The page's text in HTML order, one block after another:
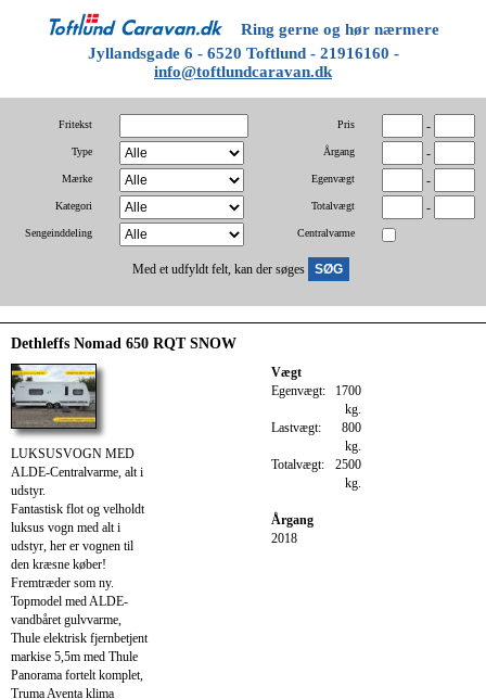
Ring gerne og hør nærmere
Jyllandsgade 6 - 6520 Toftlund - 21916160 -
info@toftlundcaravan.dk
Fritekst
Type
Mærke
Kategori
Sengeinddeling
Pris -
Årgang -
Egenvægt -
Totalvægt -
Centralvarme
Med et udfyldt felt, kan der søges
Dethleffs Nomad 650 RQT SNOW
LUKSUSVOGN MED
ALDE-Centralvarme, alt i
udstyr.
Fantastisk flot og velholdt
luksus vogn med alt i
udstyr, her er vognen til
den kræsne køber!
Fremtræder som ny.
Topmodel med ALDE-
vandbåret gulvvarme,
Thule elektrisk fjernbetjent
markise 5,5m med Thule
Panorama fortelt komplet,
Truma Aventa klima
Vægt
Egenvægt: 1700
kg.
Lastvægt:
800
kg.
Totalvægt: 2500
kg.
Årgang
2018